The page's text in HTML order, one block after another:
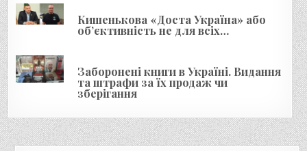
Кишенькова «Доста Україна» або
об’єктивність не для всіх…
Заборонені книги в Україні. Видання
та штрафи за їх продаж чи
зберігання